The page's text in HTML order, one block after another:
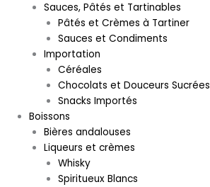
Sauces, Pâtés et Tartinables
Pâtés et Crèmes à Tartiner
Sauces et Condiments
Importation
Céréales
Chocolats et Douceurs Sucrées
Snacks Importés
Boissons
Bières andalouses
Liqueurs et crèmes
Whisky
Spiritueux Blancs